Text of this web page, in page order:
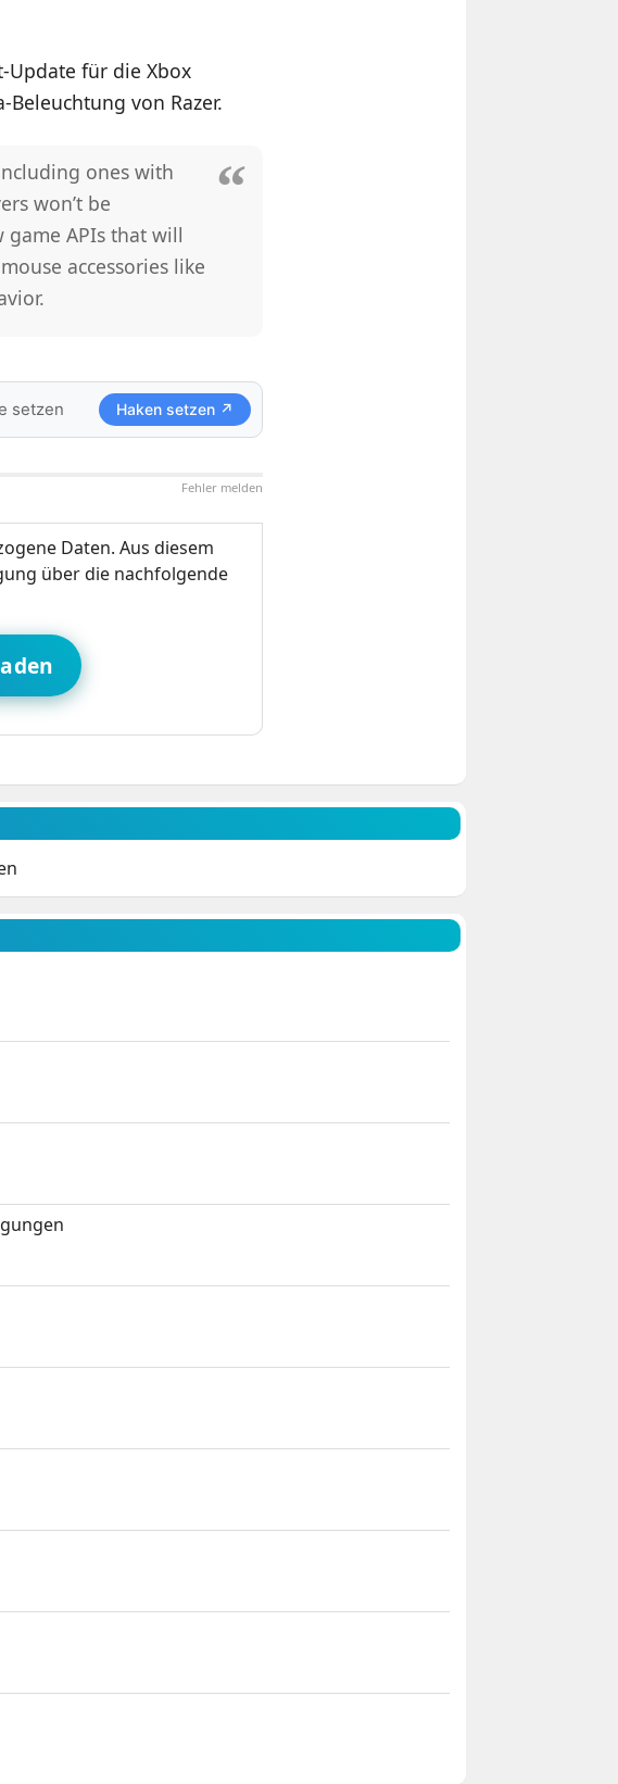
Update für die Xbox
von Razer.
ones with
won’t be
APIs that will
accessories like
setzen Haken setzen ↗
Fehler melden
Daten. Aus diesem
über die nachfolgende